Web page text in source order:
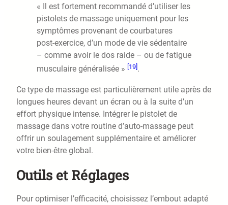
« Il est fortement recommandé d’utiliser les
pistolets de massage uniquement pour les
symptômes provenant de courbatures
post-exercice, d’un mode de vie sédentaire
– comme avoir le dos raide – ou de fatigue
musculaire généralisée » [19].
Ce type de massage est particulièrement utile après de
longues heures devant un écran ou à la suite d’un
effort physique intense. Intégrer le pistolet de
massage dans votre routine d’auto-massage peut
offrir un soulagement supplémentaire et améliorer
votre bien-être global.
Outils et Réglages
Pour optimiser l’efficacité, choisissez l’embout adapté